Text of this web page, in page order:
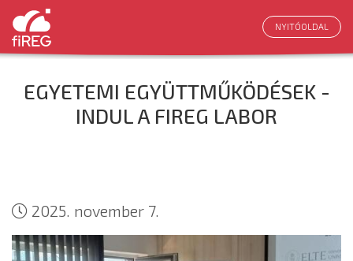
NYITÓOLDAL
EGYETEMI EGYÜTTMŰKÖDÉSEK -
INDUL A FIREG LABOR
2025. november 7.